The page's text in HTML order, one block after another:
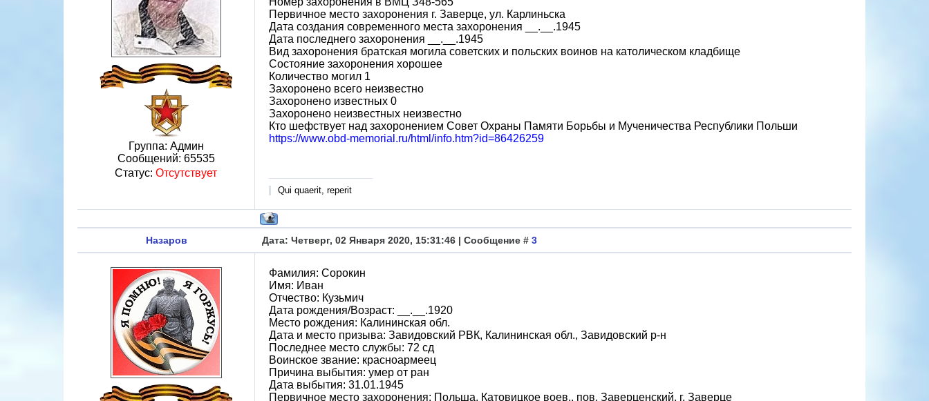
Группа: Админ
Сообщений: 65535
Статус: Отсутствует
Первичное место захоронения г. Заверце, ул. Карлиньска
Дата создания современного места захоронения __.__.1945
Дата последнего захоронения __.__.1945
Вид захоронения братская могила советских и польских воинов на католическом кладбище
Состояние захоронения хорошее
Количество могил 1
Захоронено всего неизвестно
Захоронено известных 0
Захоронено неизвестных неизвестно
Кто шефствует над захоронением Совет Охраны Памяти Борьбы и Мученичества Республики Польши
https://www.obd-memorial.ru/html/info.htm?id=86426259
Qui quaerit, reperit
Назаров Дата: Четверг, 02 Января 2020, 15:31:46 | Сообщение # 3
Фамилия: Сорокин
Имя: Иван
Отчество: Кузьмич
Дата рождения/Возраст: __.__.1920
Место рождения: Калининская обл.
Дата и место призыва: Завидовский РВК, Калининская обл., Завидовский р-н
Последнее место службы: 72 сд
Воинское звание: красноармеец
Причина выбытия: умер от ран
Дата выбытия: 31.01.1945
Первичное место захоронения: Польша, Катовицкое воев., пов. Заверценский, г. Заверце